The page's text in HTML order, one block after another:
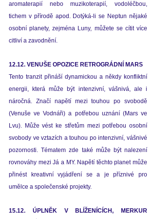
aromaterapií nebo muzikoterapií, vodoléčbou,
tichem v přírodě apod. Dotýká-li se Neptun nějaké
osobní planety, zejména Luny, můžete se cítit více
citliví a zavodnění.
12.12. VENUŠE OPOZICE RETROGRÁDNÍ MARS
Tento tranzit přináší dynamickou a někdy konfliktní
energii, která může být intenzivní, vášnivá, ale i
náročná. Značí napětí mezi touhou po svobodě
(Venuše ve Vodnáři) a potřebou uznání (Mars ve
Lvu). Může vést ke střetům mezi potřebou osobní
svobody ve vztazích a touhou po intenzivní, vášnivé
pozornosti. Tématem zde také může být nalezení
rovnováhy mezi Já a MY. Napětí těchto planet může
přinést kreativní vyjádření se a je příznivé pro
umělce a společenské projekty.
15.12. ÚPLNĚK V BLÍŽENÍCÍCH, MERKUR